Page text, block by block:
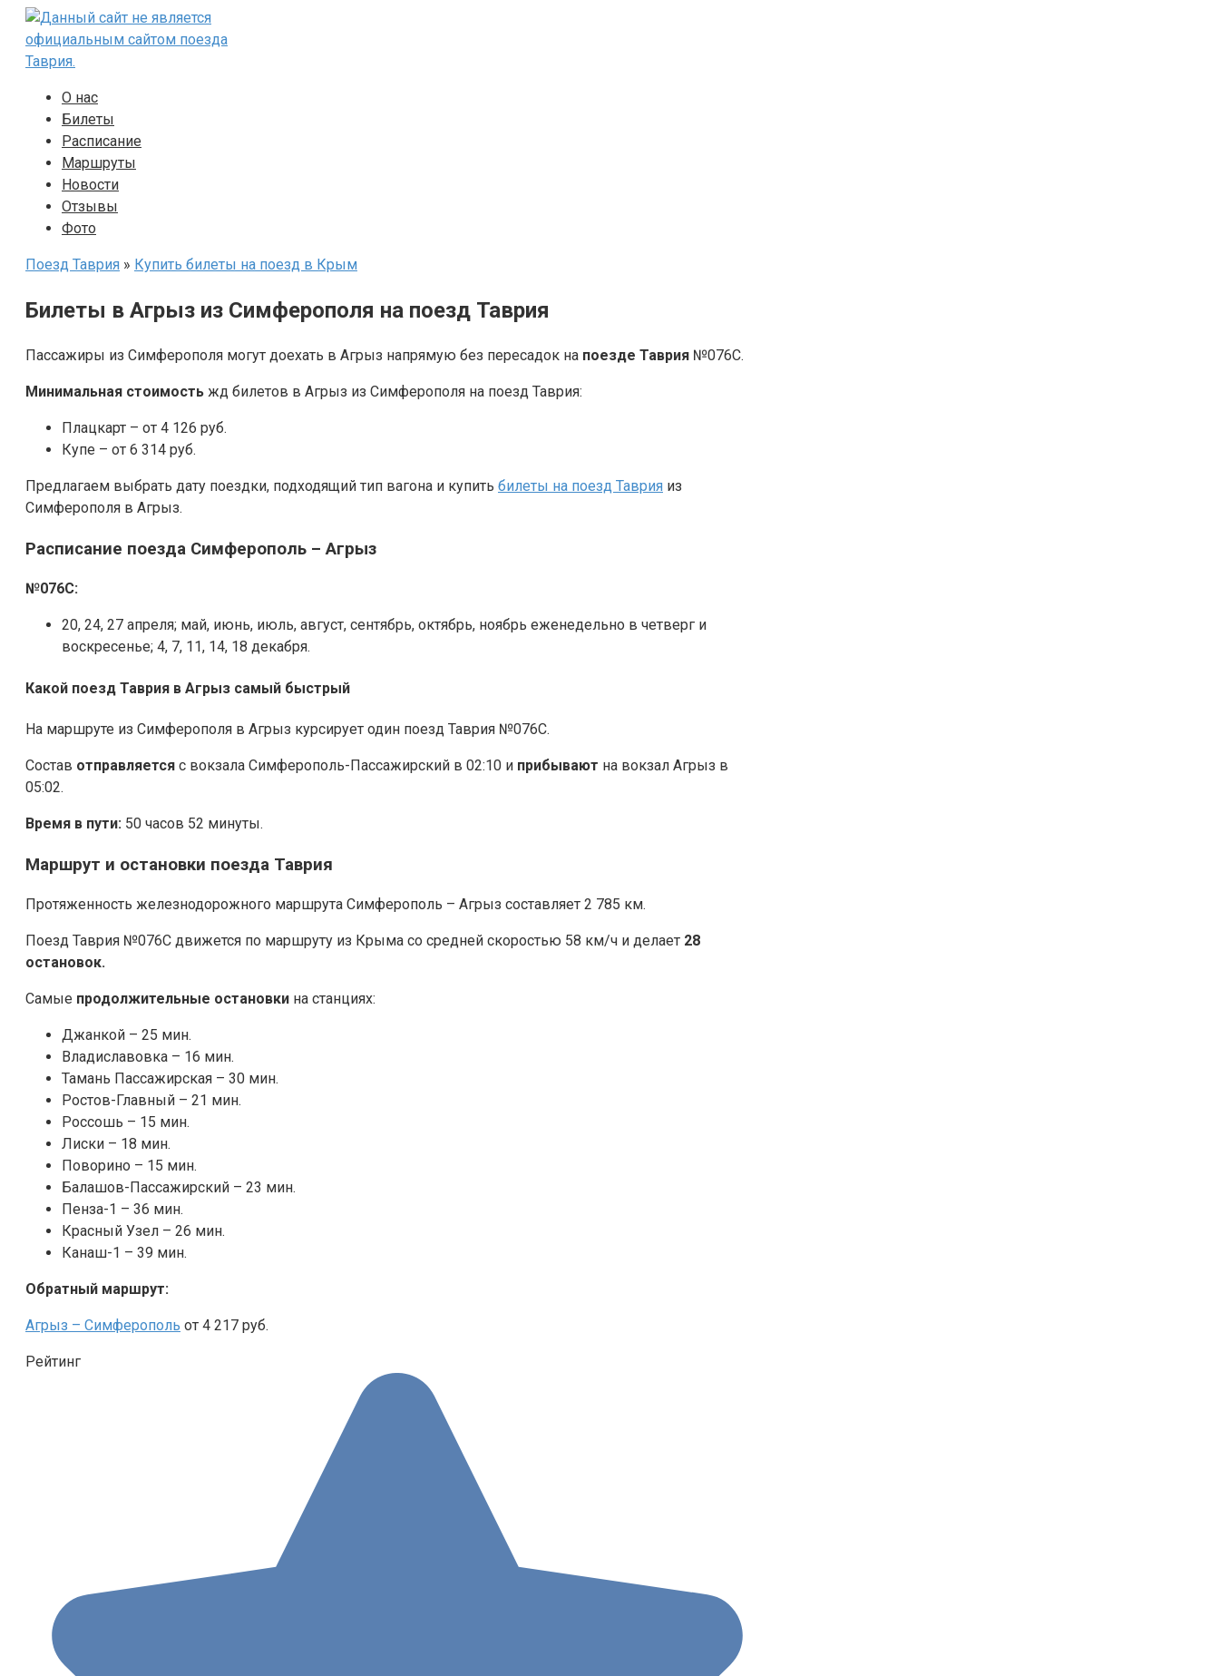
Перейти
контенту
О нас
Билеты
Расписание
Маршруты
Новости
Отзывы
Фото
Поезд Таврия » Купить билеты на поезд в Крым
Билеты в Агрыз из Симферополя на поезд Таврия
Пассажиры из Симферополя могут доехать в Агрыз напрямую без пересадок на поезде Таврия №076С.
Минимальная стоимость жд билетов в Агрыз из Симферополя на поезд Таврия:
Плацкарт – от 4 126 руб.
Купе – от 6 314 руб.
Предлагаем выбрать дату поездки, подходящий тип вагона и купить билеты на поезд Таврия из
Симферополя в Агрыз.
Расписание поезда Симферополь – Агрыз
№076С:
20, 24, 27 апреля; май, июнь, июль, август, сентябрь, октябрь, ноябрь еженедельно в четверг и
воскресенье; 4, 7, 11, 14, 18 декабря.
Какой поезд Таврия в Агрыз самый быстрый
На маршруте из Симферополя в Агрыз курсирует один поезд Таврия №076С.
Состав отправляется с вокзала Симферополь-Пассажирский в 02:10 и прибывают на вокзал Агрыз в
05:02.
Время в пути: 50 часов 52 минуты.
Маршрут и остановки поезда Таврия
Протяженность железнодорожного маршрута Симферополь – Агрыз составляет 2 785 км.
Поезд Таврия №076С движется по маршруту из Крыма со средней скоростью 58 км/ч и делает 28
остановок.
Самые продолжительные остановки на станциях:
Джанкой – 25 мин.
Владиславовка – 16 мин.
Тамань Пассажирская – 30 мин.
Ростов-Главный – 21 мин.
Россошь – 15 мин.
Лиски – 18 мин.
Поворино – 15 мин.
Балашов-Пассажирский – 23 мин.
Пенза-1 – 36 мин.
Красный Узел – 26 мин.
Канаш-1 – 39 мин.
Обратный маршрут:
Агрыз – Симферополь от 4 217 руб.
Рейтинг